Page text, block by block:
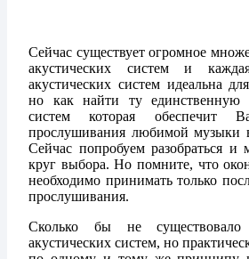
Сейчас существует огромное
акустических систем и
акустических систем идеальна
но как найти ту единственную
систем которая обеспечит
прослушивания любимой музыки
Сейчас попробуем разобраться и
круг выбора. Но помните, что
необходимо принимать только
прослушивания.
Сколько бы не
акустических систем, но